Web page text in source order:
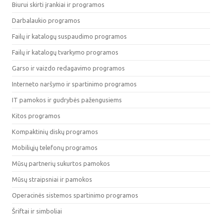
Biurui skirti įrankiai ir programos
Darbalaukio programos
Failų ir katalogų suspaudimo programos
Failų ir katalogų tvarkymo programos
Garso ir vaizdo redagavimo programos
Interneto naršymo ir spartinimo programos
IT pamokos ir gudrybės pažengusiems
Kitos programos
Kompaktinių diskų programos
Mobiliųjų telefonų programos
Mūsų partnerių sukurtos pamokos
Mūsų straipsniai ir pamokos
Operacinės sistemos spartinimo programos
Šriftai ir simboliai